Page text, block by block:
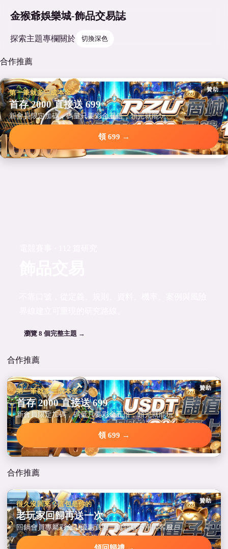
金猴爺娛樂城-飾品交易誌
探索主題專欄關於 切換深色
合作推薦
贊助
第一筆就多三成本金
首存 2000 直接送 699
新會員限定加碼，碼量只要彩金五倍，領完就能玩。
領 699 →
瀏覽 8 個完整主題 →
合作推薦
贊助
第一筆就多三成本金
首存 2000 直接送 699
新會員限定加碼，碼量只要彩金五倍，領完就能玩。
領 699 →
合作推薦
贊助
很久沒回來？這包是你的
老玩家回歸再送一次
回鍋會員專屬彩金，優惠頁面一鍵領取不用問客服。